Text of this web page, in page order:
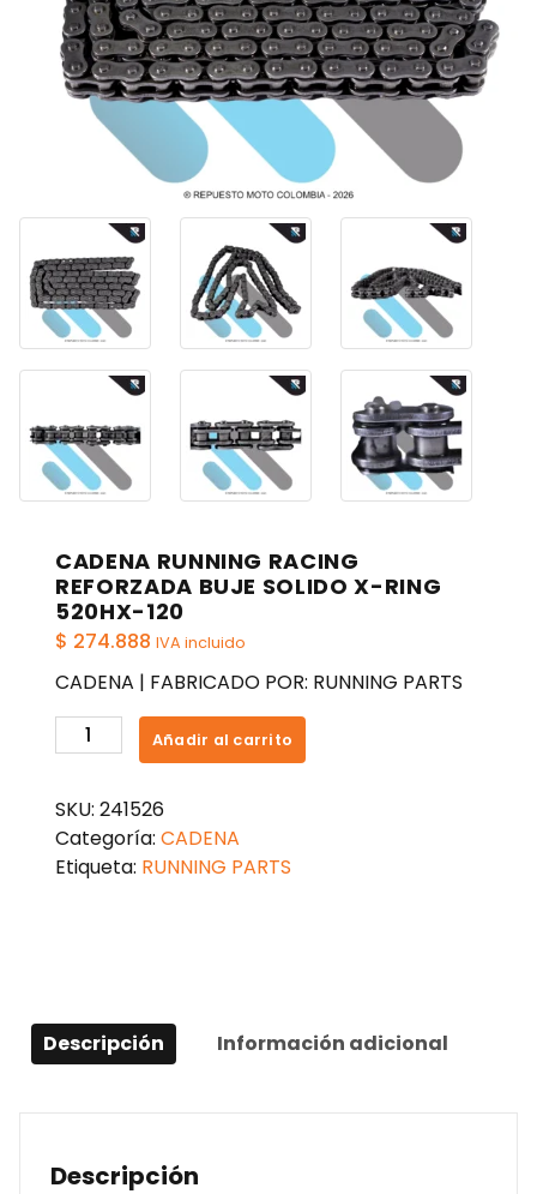
CADENA RUNNING RACING
REFORZADA BUJE SOLIDO X-RING
520HX-120
$ 274.888 IVA incluido
CADENA | FABRICADO POR: RUNNING PARTS
CADENA
RUNNING
REFORZADA
BUJE
SOLIDO
cantidad
Añadir al carrito
SKU: 241526
Categoría: CADENA
Etiqueta: RUNNING PARTS
Descripción Información adicional
Descripción